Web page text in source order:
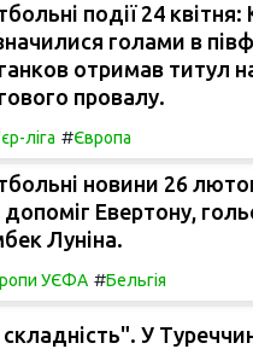
події 24
голами в
отримав титул
провалу.
ліга #Європа
новини 26
Евертону,
Луніна.
УЄФА #Бельгія
складність". У